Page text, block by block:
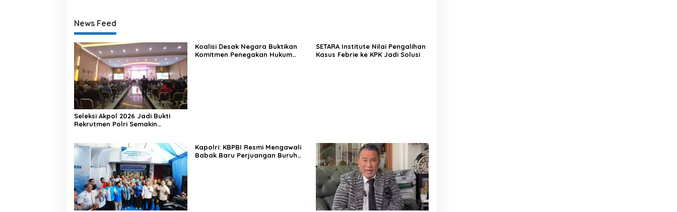
News Feed
Seleksi Akpol 2026 Jadi Bukti
Rekrutmen Polri Semakin
Koalisi Desak Negara Buktikan
Komitmen Penegakan Hukum
SETARA Institute Nilai Pengalihan
Kasus Febrie ke KPK Jadi Solusi
Kapolri: KBPBI Resmi Mengawali
Babak Baru Perjuangan Buruh